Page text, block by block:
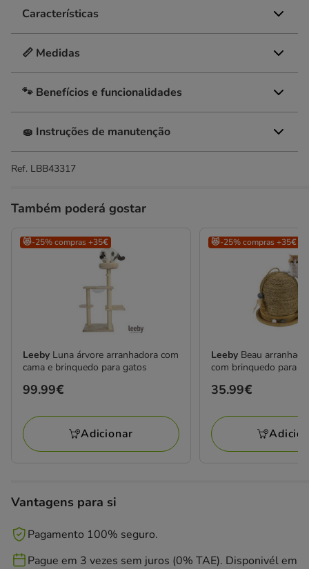
Características
📏 Medidas
🐾 Benefícios e funcionalidades
🧽 Instruções de manutenção
Ref. LBB43317
Também poderá gostar
😻-25% compras +35€
Leeby Luna árvore arranhadora com
cama e brinquedo para gatos
Preço
99.99€
Adicionar
😻-25% compras +35€
Leeby Beau
com brinquedo para
Preço
35.99€
Vantagens para si
Pagamento 100% seguro.
Pague em 3 vezes sem juros (0% TAE). Disponivél em